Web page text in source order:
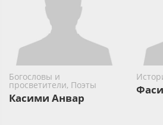
Богословы и
просветители, Поэты
Касими Анвар